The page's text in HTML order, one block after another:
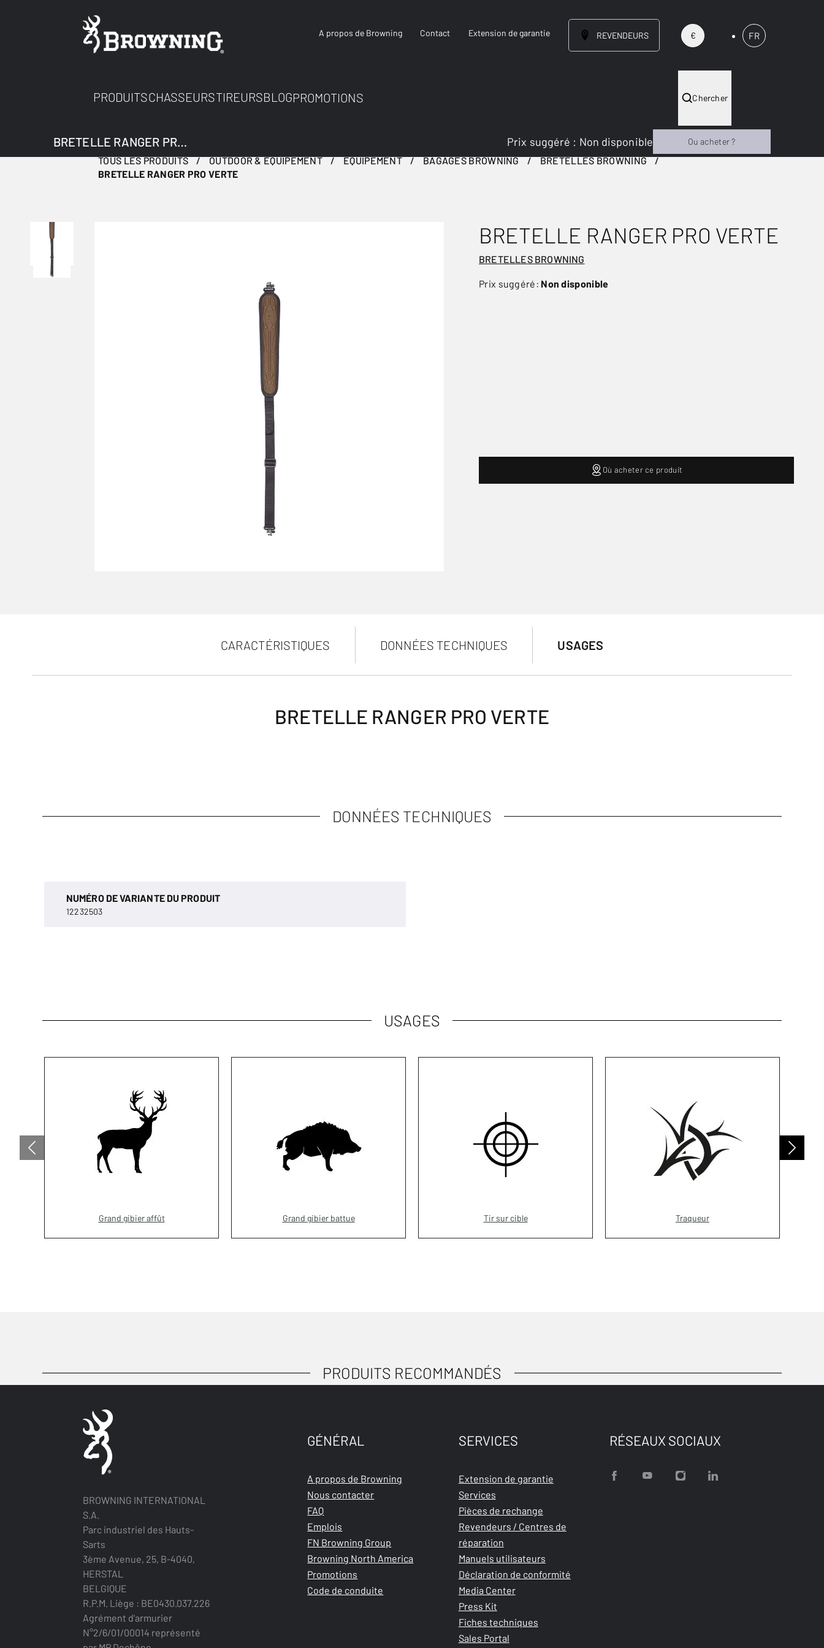
A propos de Browning Contact Extension de garantie REVENDEURS € FR
PRODUITSCHASSEURSTIREURSBLOGPROMOTIONS Chercher
TOUS LES PRODUITS OUTDOOR & EQUIPEMENT ÉQUIPEMENT BAGAGES BROWNING
BRETELLES BROWNING
BRETELLE RANGER PRO VERTE
BRETELLE RANGER PRO VERTE
BRETELLES BROWNING
Prix suggéré: Non disponible
BRETELLE RANGER PRO VERTE Prix suggéré : Non disponible Ou acheter ?
Où acheter ce produit
CARACTÉRISTIQUES DONNÉES TECHNIQUES USAGES
BRETELLE RANGER PRO VERTE
DONNÉES TECHNIQUES
NUMÉRO DE VARIANTE DU PRODUIT
12232503
USAGES
Grand gibier affût Grand gibier battue Tir sur cible Traqueur
PRODUITS RECOMMANDÉS
BROWNING INTERNATIONAL
S.A.
Parc industriel des Hauts-
Sarts
3ème Avenue, 25, B-4040,
HERSTAL
BELGIQUE
R.P.M. Liège : BE0430.037.226
Agrément d'armurier
N°2/6/01/00014 représenté
GÉNÉRAL
A propos de Browning
Nous contacter
FAQ
Emplois
FN Browning Group
Browning North America
Promotions
Code de conduite
SERVICES
Extension de garantie
Services
Pièces de rechange
Revendeurs / Centres de
réparation
Manuels utilisateurs
Déclaration de conformité
Media Center
Press Kit
Fiches techniques
Sales Portal
RÉSEAUX SOCIAUX